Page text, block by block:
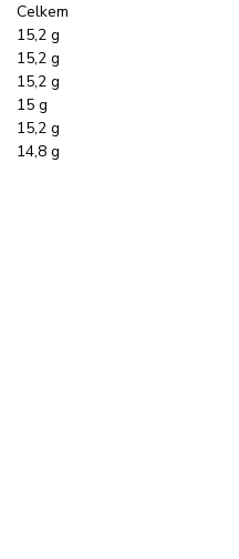
Celkem
15,2 g
15,2 g
15,2 g
15 g
15,2 g
14,8 g